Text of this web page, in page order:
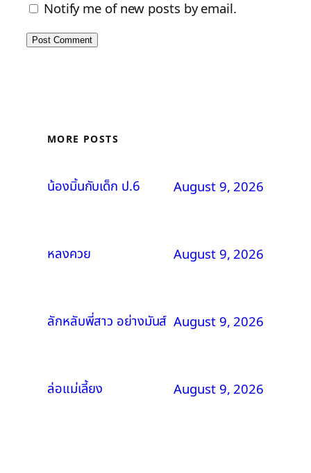
Notify me of new posts by email.
MORE POSTS
น้องมิ้นกับเด็ก ป.6 August 9, 2026
หลงควย August 9, 2026
ลักหลับพี่สาว อย่างมันส์ August 9, 2026
ล่อแม่เลี้ยง August 9, 2026